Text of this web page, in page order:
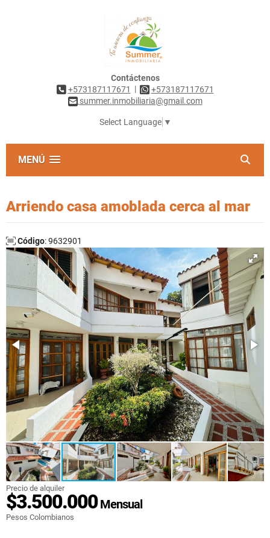
Contáctenos
+573187117671
|
+573187117671
summer.inmobiliaria@gmail.com
Select Language ▼
MENÚ
Arriendo casa amoblada cerca al mar
Código: 9632901
Precio de alquiler
$3.500.000Mensual
Pesos Colombianos